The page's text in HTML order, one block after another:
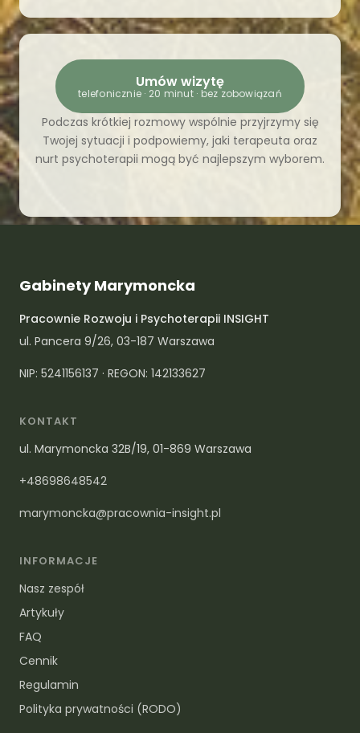
przytłoczenia.
Umów wizytę
telefonicznie · 20 minut · bez zobowiązań
Podczas krótkiej rozmowy wspólnie przyjrzymy się
Twojej sytuacji i podpowiemy, jaki terapeuta oraz
nurt psychoterapii mogą być najlepszym wyborem.
Gabinety Marymoncka
Pracownie Rozwoju i Psychoterapii INSIGHT
ul. Pancera 9/26, 03-187 Warszawa
NIP: 5241156137 · REGON: 142133627
KONTAKT
ul. Marymoncka 32B/19, 01-869 Warszawa
+48698648542
marymoncka@pracownia-insight.pl
INFORMACJE
Nasz zespół
Artykuły
FAQ
Cennik
Regulamin
Polityka prywatności (RODO)